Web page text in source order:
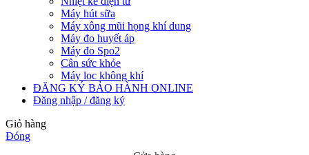
Máy hút sữa
Máy xông mũi họng khí dung
Máy đo huyết áp
Máy đo Spo2
Cân sức khỏe
Máy lọc không khí
ĐĂNG KÝ BẢO HÀNH ONLINE
Đăng nhập / đăng ký
Giỏ hàng
Đóng